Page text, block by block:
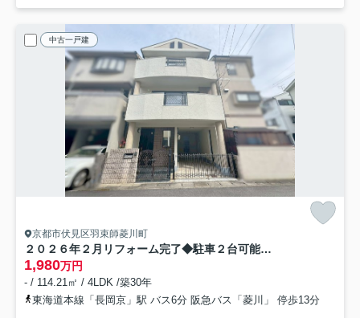
中古一戸建
京都市伏見区羽束師菱川町
２０２６年２月リフォーム完了◆駐車２台可能◆全居室２面採光◆伏見区羽束師菱川町
1,980万円
- / 114.21㎡ / 4LDK /築30年
東海道本線「長岡京」駅 バス6分 阪急バス「菱川」 停歩13分